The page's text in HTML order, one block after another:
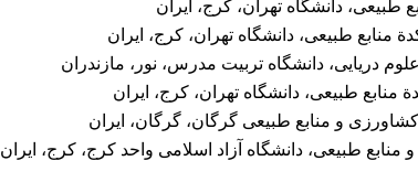
طبیعی، دانشگاه تهران، کرج، ایران
طبیعی، دانشگاه تهران، کرج، ایران
دریایی، دانشگاه تربیت مدرس، نور، مازندران
طبیعی، دانشگاه تهران، کرج، ایران
و منابع طبیعی گرگان، گرگان، ایران
طبیعی، دانشگاه آزاد اسلامی واحد کرج، کرج، ایران